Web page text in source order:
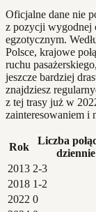
Oficjalne dane nie
z pozycji wygodnej
egzotycznym.
Polsce, krajowe
ruchu
jeszcze bardziej
znajdziesz
z tej trasy już w
zainteresowaniem i
Rok
Liczba
dziennie
2013 2-3
2018 1-2
2022 0